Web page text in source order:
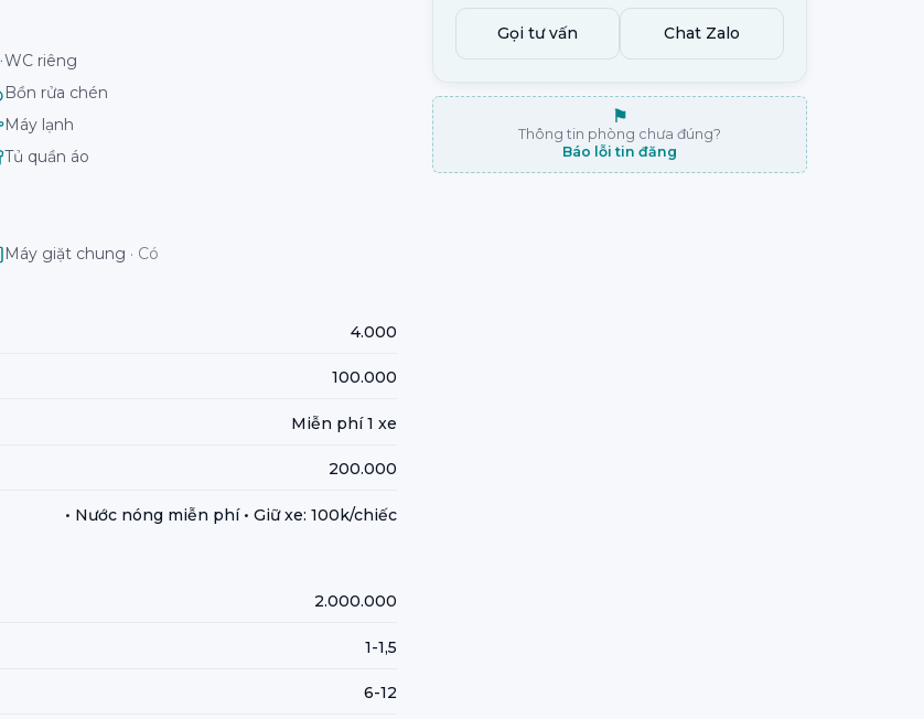
WC riêng
Bồn rửa chén
Máy lạnh
Tủ quần áo
Máy giặt chung · Có
4.000
100.000
Miễn phí 1 xe
200.000
• Nước nóng miễn phí • Giữ xe: 100k/chiếc
2.000.000
1-1,5
6-12
Gọi tư vấn Chat Zalo
⚑
Thông tin phòng chưa đúng?
Báo lỗi tin đăng